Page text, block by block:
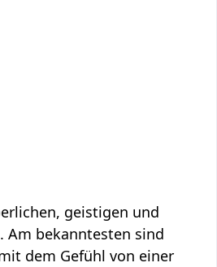
geistigen und
Am bekanntesten sind
dem Gefühl von einer